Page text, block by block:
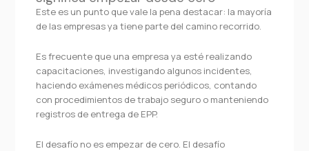
Este es un punto que vale la pena destacar: la mayoría
de las empresas ya tiene parte del camino recorrido.
Es frecuente que una empresa ya esté realizando
capacitaciones, investigando algunos incidentes,
haciendo exámenes médicos periódicos, contando
con procedimientos de trabajo seguro o manteniendo
registros de entrega de EPP.
El desafío no es empezar de cero. El desafío